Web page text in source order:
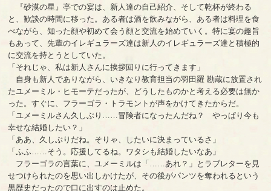
『砂漠の星』亭での宴は、新人達の自己紹介、そして乾杯が終わる
と、歓談の時間に移った。ある者は酒を飲みながら、ある者は料理を食
べながら、知った顔や初めて会う顔と交流を始めていく。特に宴の趣旨
もあって、先輩のイレギュラーズ達は新人のイレギュラーズ達と積極的
に交流を持とうとしていた。
「それじゃ、私は新人さんに挨拶回りに行ってきます」
自身も新人でありながら、いきなり教育担当の羽田羅 勘蔵に放置され
たユメーミル・ヒモーテだったが、どうしたものかと考える必要は無か
った。すぐに、フラーゴラ・トラモントが声をかけてきたからだ。
「ユメーミルさん久しぶり……冒険者になったんだね？ やっぱり今も
幸せな結婚したい？」
「ああ、久しぶりだね。そりゃ、したいに決まっているさ」
「ふふ……そう。応援してるね。ワタシも結婚したいなあ」
フラーゴラの言葉に、ユメーミルは「……あれ？」とラブレターを見
せつけられたのを思い出しかけたが、その後がパンツを奪われるという
黒歴史だったので口に出すのは止めた。